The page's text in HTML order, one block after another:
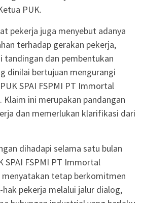
PUK.
pekerja juga menyebut adanya
terhadap gerakan pekerja,
tandingan dan pembentukan
dinilai bertujuan mengurangi
SPAI FSPMI PT Immortal
Klaim ini merupakan pandangan
dan memerlukan klarifikasi dari
dihadapi selama satu bulan
SPAI FSPMI PT Immortal
menyatakan tetap berkomitmen
pekerja melalui jalur dialog,